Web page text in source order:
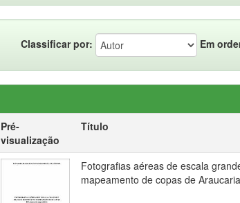
Classificar por: Em
Pré-
visualização
Título
Fotografias aéreas de escala
mapeamento de copas de